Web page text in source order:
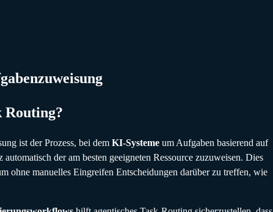
Routing?
ist der Prozess, bei dem KI-Systeme um Aufgaben basierend auf
der am besten geeigneten Ressource zuzuweisen. Dies
ohne manuelles Eingreifen Entscheidungen darüber zu treffen, wie